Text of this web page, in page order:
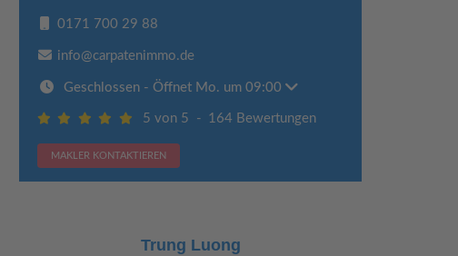
0171 700 29 88
info@carpatenimmo.de
Geschlossen - Öffnet Mo. um 09:00
5 von 5 - 164 Bewertungen
MAKLER KONTAKTIEREN
Claudia Bergrath